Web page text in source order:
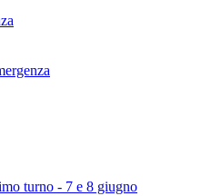
turno - 7 e 8 giugno